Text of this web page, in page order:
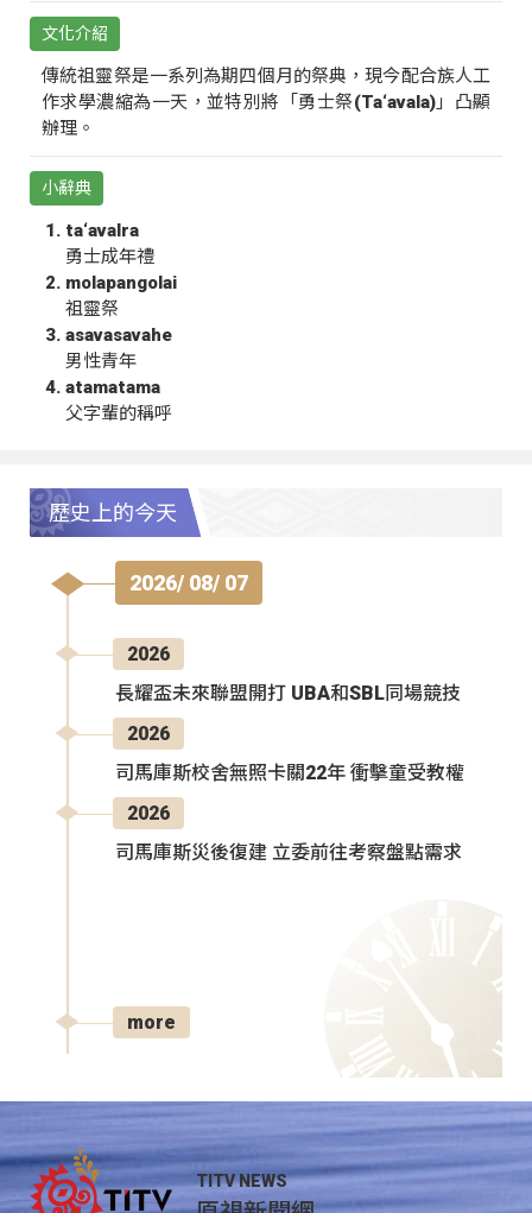
文化介紹
傳統祖靈祭是一系列為期四個月的祭典，現今配合族人工
作求學濃縮為一天，並特別將「勇士祭(Ta‘avala)」凸顯
辦理。
小辭典
ta‘avalra
勇士成年禮
molapangolai
祖靈祭
asavasavahe
男性青年
atamatama
父字輩的稱呼
歷史上的今天
2026/ 08/ 07
2026
長耀盃未來聯盟開打 UBA和SBL同場競技
2026
司馬庫斯校舍無照卡關22年 衝擊童受教權
2026
司馬庫斯災後復建 立委前往考察盤點需求
more
TITV NEWS